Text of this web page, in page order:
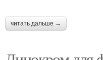
читать дальше →